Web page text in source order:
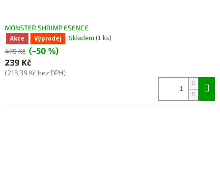
MONSTER SHRIMP ESENCE
Akce Výprodej Skladem (1 ks)
479 Kč (–50 %)
239 Kč
(213,39 Kč bez DPH)